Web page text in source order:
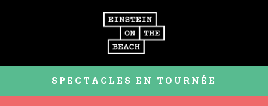
SPECTACLES EN TOURNÉE